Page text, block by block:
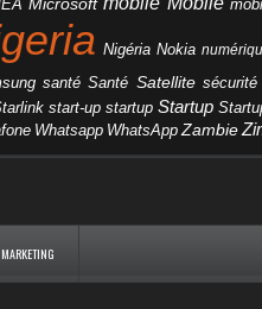
Nigéria Nokia
santé Santé Satellite sécurité
start-up startup Startup
Whatsapp WhatsApp Zambie